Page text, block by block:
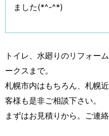
ました(*^-^*)
トイレ、水廻りのリフォー
ークスまで。
札幌市内はもちろん、札幌
客様も是非ご相談下さい。
まずはお見積りから。ご連